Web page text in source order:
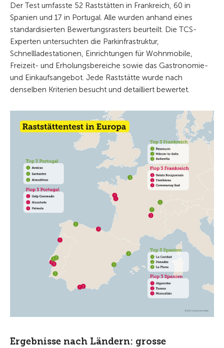
Der Test umfasste 52 Raststätten in Frankreich, 60 in
Spanien und 17 in Portugal. Alle wurden anhand eines
standardisierten Bewertungsrasters beurteilt. Die TCS-
Experten untersuchten die Parkinfrastruktur,
Schnellladestationen, Einrichtungen für Wohnmobile,
Freizeit- und Erholungsbereiche sowie das Gastronomie-
und Einkaufsangebot. Jede Raststätte wurde nach
denselben Kriterien besucht und detailliert bewertet.
Ergebnisse nach Ländern: grosse